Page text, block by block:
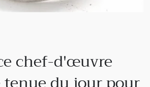
chef-d'œuvre